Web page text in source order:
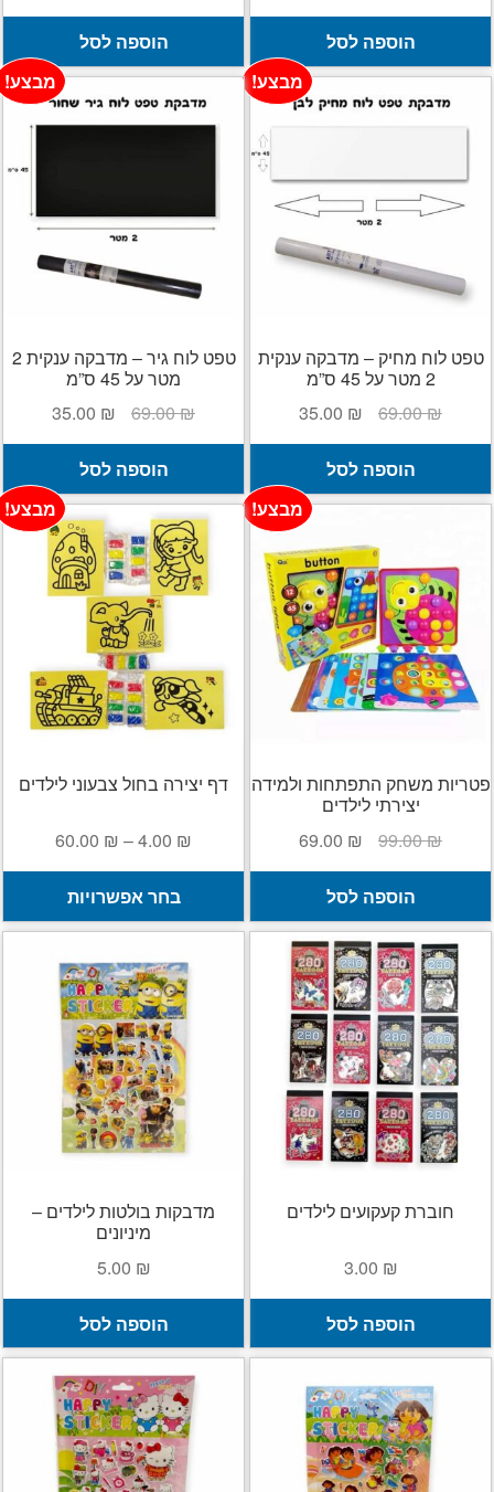
הוספה לסל הוספה לסל
טפט לוח מחיק – מדבקה ענקית
2 מטר על 45 ס”מ
מבצע!
69.00₪
המחיר
המקורי
היה:
69.00 ₪.
35.00 ₪
המחיר
הנוכחי
35.00 ₪.
הוספה לסל
טפט לוח גיר – מדבקה ענקית 2
מטר על 45 ס”מ
מבצע!
69.00₪
המחיר
המקורי
היה:
69.00 ₪.
35.00 ₪
המחיר
הנוכחי
35.00 ₪.
הוספה לסל
פטריות משחק התפתחות ולמידה
יצירתי לילדים
מבצע!
99.00₪
המחיר
המקורי
היה:
99.00 ₪.
69.00 ₪
המחיר
הנוכחי
69.00 ₪.
הוספה לסל
דף יצירה בחול צבעוני לילדים
מבצע!
4.00 ₪
–
60.00 ₪
טווח
עד
בחר אפשרויות
חוברת קעקועים לילדים
3.00 ₪
הוספה לסל
מדבקות בולטות לילדים –
מיניונים
5.00 ₪
הוספה לסל